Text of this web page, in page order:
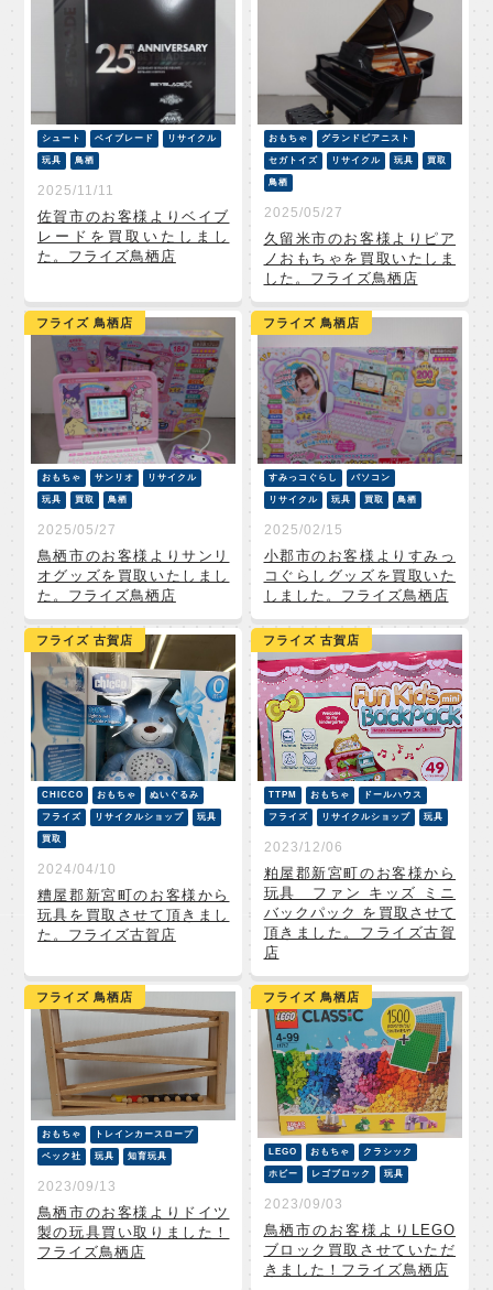
シュート ベイブレード リサイクル
玩具 鳥栖
2025/11/11
佐賀市のお客様よりベイブ
レードを買取いたしまし
た。フライズ鳥栖店
おもちゃ グランドピアニスト
セガトイズ リサイクル 玩具 買取
鳥栖
2025/05/27
久留米市のお客様よりピア
ノおもちゃを買取いたしま
した。フライズ鳥栖店
フライズ 鳥栖店
おもちゃ サンリオ リサイクル
玩具 買取 鳥栖
2025/05/27
鳥栖市のお客様よりサンリ
オグッズを買取いたしまし
た。フライズ鳥栖店
フライズ 鳥栖店
すみっコぐらし パソコン
リサイクル 玩具 買取 鳥栖
2025/02/15
小郡市のお客様よりすみっ
コぐらしグッズを買取いた
しました。フライズ鳥栖店
フライズ 古賀店
CHICCO おもちゃ ぬいぐるみ
フライズ リサイクルショップ 玩具
買取
2024/04/10
糟屋郡新宮町のお客様から
玩具を買取させて頂きまし
た。フライズ古賀店
フライズ 古賀店
TTPM おもちゃ ドールハウス
フライズ リサイクルショップ 玩具
2023/12/06
粕屋郡新宮町のお客様から
玩具 ファン キッズ ミニ
バックパック を買取させて
頂きました。フライズ古賀
店
フライズ 鳥栖店
おもちゃ トレインカースロープ
ベック社 玩具 知育玩具
2023/09/13
鳥栖市のお客様よりドイツ
製の玩具買い取りました！
フライズ鳥栖店
フライズ 鳥栖店
LEGO おもちゃ クラシック
ホビー レゴブロック 玩具
2023/09/03
鳥栖市のお客様よりLEGO
ブロック買取させていただ
きました！フライズ鳥栖店